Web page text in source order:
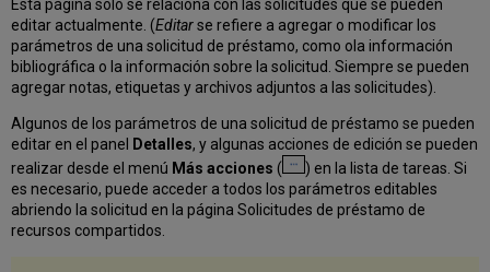
la
ruta
Eliminar
a
un
de
la
ruta
Borrar
un
socio
Esta página solo se relaciona con las solicitudes que se pueden
editar actualmente. (Editarse refiere a agregar o modificar los
parámetros de una solicitud de préstamo, como ola información
bibliográfica o la información sobre la solicitud. Siempre se pueden
agregar notas, etiquetas y archivos adjuntos a las solicitudes).
Algunos de los parámetros de una solicitud de préstamo se pueden
editar en el panel
Detalles, y algunas acciones de edición se pueden
realizar desde el menú Más acciones (
) en la lista de tareas. Si
es necesario, puede acceder a todos los parámetros editables
abriendo la solicitud en la página Solicitudes de préstamo de
recursos compartidos.